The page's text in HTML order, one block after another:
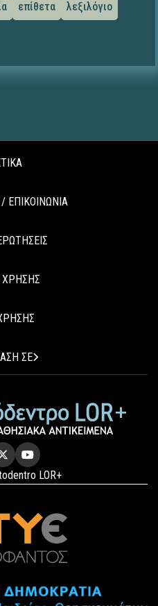
επίθετα λεξιλόγιο
ΕΠΙΚΟΙΝΩΝΙΑ
ΧΡΗΣΗΣ
ΣΕ
LOR+